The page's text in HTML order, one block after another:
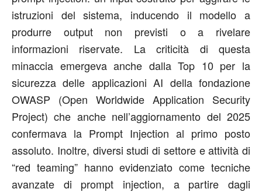
istruzioni del sistema, inducendo il modello a
produrre output non previsti o a rivelare
informazioni riservate. La criticità di questa
minaccia emergeva anche dallaTop 10 per la
sicurezza delle applicazioni AI dellafondazione
OWASP (Open Worldwide Application Security
Project)che anche nell’aggiornamento del 2025
confermava la Prompt Injection al primo posto
assoluto. Inoltre, diversi studi di settore e attività di
“red teaming”hanno evidenziato come tecniche
avanzate di prompt injection, a partire dagli